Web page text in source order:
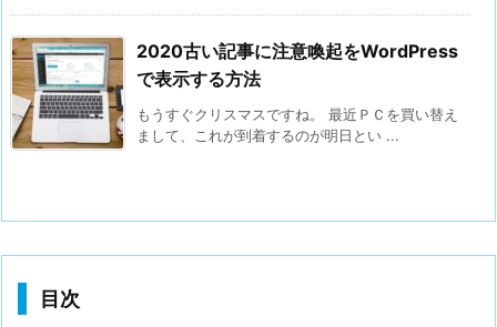
2020古い記事に注意喚起をWordPress
で表示する方法
もうすぐクリスマスですね。 最近ＰＣを買い替え
まして、これが到着するのが明日とい ...
目次